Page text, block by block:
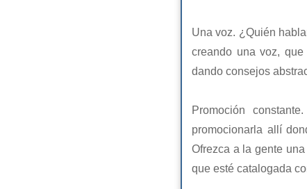
Una voz. ¿Quién
creando una voz,
dando consejos
Promoción
promocionarla allí
Ofrezca a la gente
que esté catalogada